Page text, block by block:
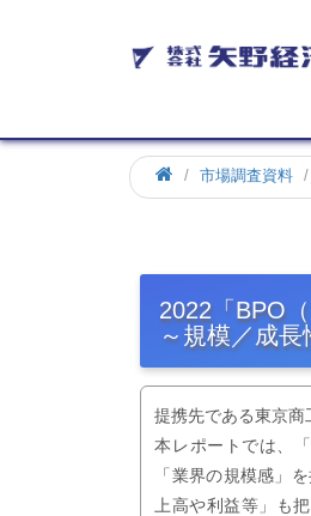
市場調査資料
2022「BPO
～規模／成
提携先である東京商
本レポートでは、
「業界の規模感」
上高や利益等」も